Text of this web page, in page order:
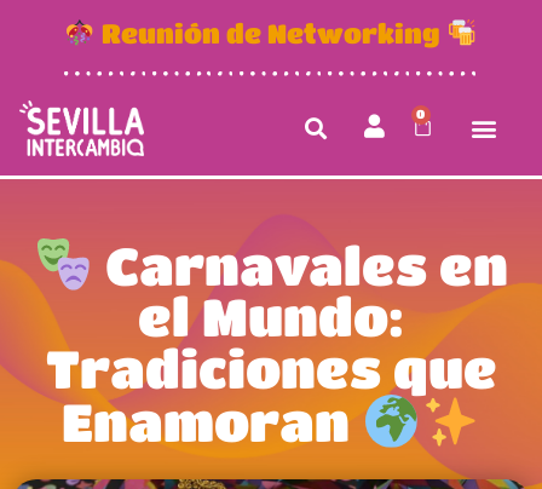
Reunión de Networking
0
Carnavales en
el Mundo:
Tradiciones que
Enamoran